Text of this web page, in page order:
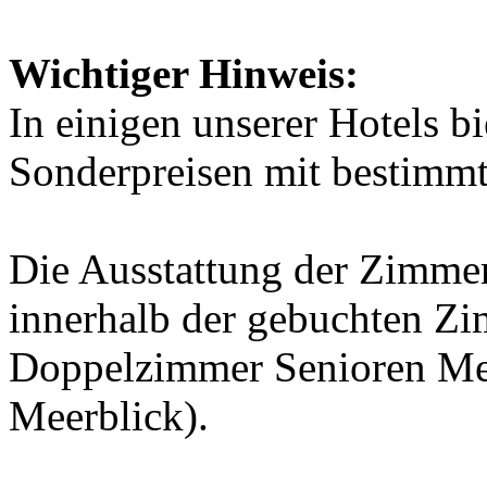
Wichtiger Hinweis:
In einigen unserer Hotels
Sonderpreisen mit
Die Ausstattung der
innerhalb der gebuchten
Doppelzimmer Senioren
Meerblick).